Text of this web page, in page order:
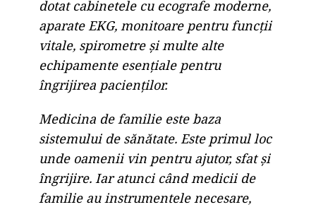
dotat cabinetele cu ecografe moderne,
aparate EKG, monitoare pentru funcții
vitale, spirometre și multe alte
echipamente esențiale pentru
îngrijirea pacienților.
Medicina de familie este baza
sistemului de sănătate. Este primul loc
unde oamenii vin pentru ajutor, sfat și
îngrijire. Iar atunci când medicii de
familie au instrumentele necesare,